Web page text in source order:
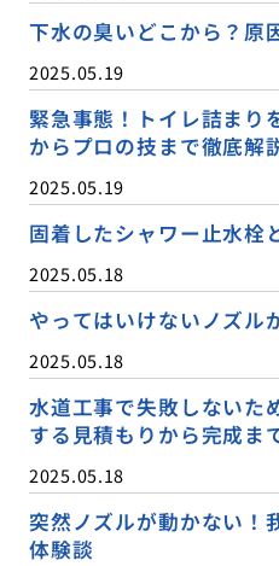
下水の臭いどこから？原
2025.05.19
緊急事態！トイレ詰まり
からプロの技まで徹底解
2025.05.19
固着したシャワー止水栓
2025.05.18
やってはいけないノズル
2025.05.18
水道工事で失敗しないた
する見積もりから完成ま
2025.05.18
突然ノズルが動かない！
体験談